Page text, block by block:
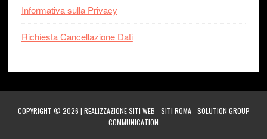
Informativa sulla Privacy
Richiesta Cancellazione Dati
COPYRIGHT © 2026 | REALIZZAZIONE SITI WEB -SITI ROMA-SOLUTION GROUP
COMMUNICATION